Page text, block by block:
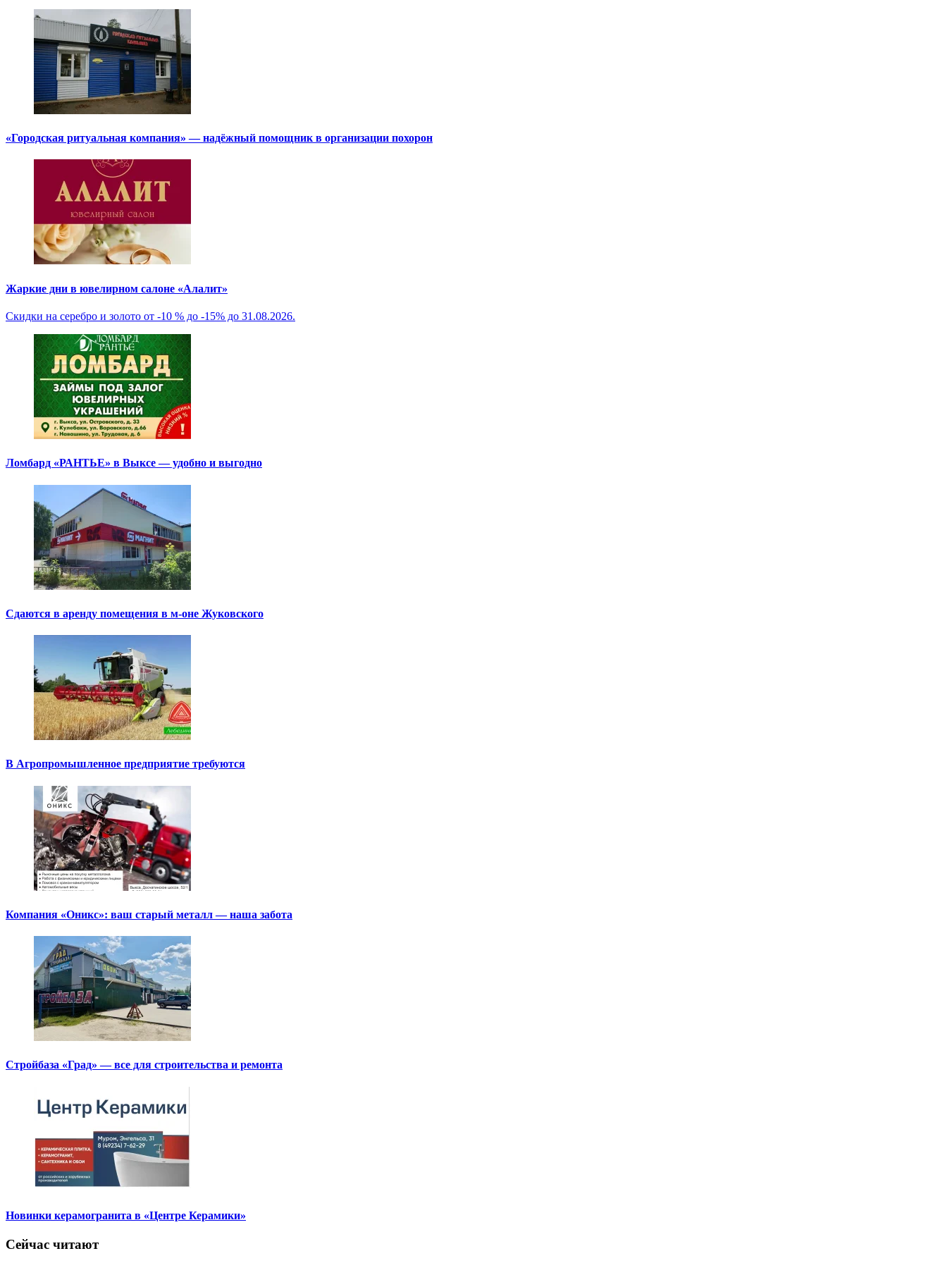
«Городская ритуальная компания» — надёжный помощник в организации похорон
Жаркие дни в ювелирном салоне «Алалит»
Скидки на серебро и золото от -10 % до -15% до 31.08.2026.
Ломбард «РАНТЬЕ» в Выксе — удобно и выгодно
Сдаются в аренду помещения в м-оне Жуковского
В Агропромышленное предприятие требуются
Компания «Оникс»: ваш старый металл — наша забота
Стройбаза «Град» — все для строительства и ремонта
Новинки керамогранита в «Центре Керамики»
Сейчас читают